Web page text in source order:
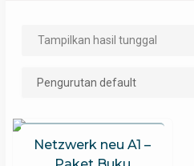
Tampilkan hasil tunggal
Netzwerk neu A1 –